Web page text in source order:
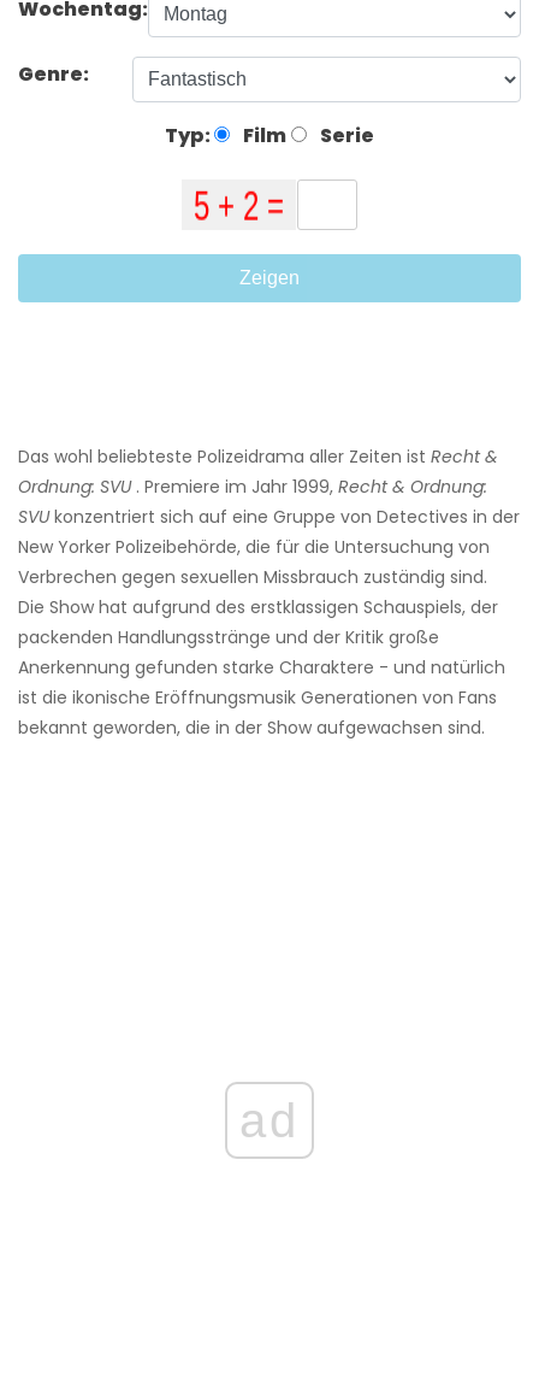
Wochentag:
Genre:
Typ: Film Serie
Zeigen
Das wohl beliebteste Polizeidrama aller Zeiten ist Recht &
Ordnung: SVU. Premiere im Jahr 1999, Recht & Ordnung:
SVUkonzentriert sich auf eine Gruppe von Detectives in der
New Yorker Polizeibehörde, die für die Untersuchung von
Verbrechen gegen sexuellen Missbrauch zuständig sind.
Die Show hat aufgrund des erstklassigen Schauspiels, der
packenden Handlungsstränge und der Kritik große
Anerkennung gefunden starke Charaktere - und natürlich
ist die ikonische Eröffnungsmusik Generationen von Fans
bekannt geworden, die in der Show aufgewachsen sind.
ad